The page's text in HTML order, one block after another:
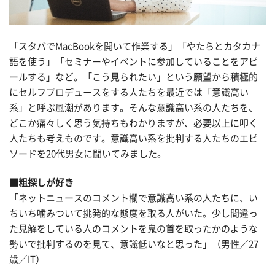
「スタバでMacBookを開いて作業する」「やたらとカタカナ
語を使う」「セミナーやイベントに参加していることをアピ
ールする」など。「こう見られたい」という願望から積極的
にセルフプロデュースをする人たちを最近では「意識高い
系」と呼ぶ風潮があります。そんな意識高い系の人たちを、
どこか痛々しく思う気持ちもわかりますが、必要以上に叩く
人たちも考えものです。意識高い系を批判する人たちのエピ
ソードを20代男女に聞いてみました。
■粗探しが好き
「ネットニュースのコメント欄で意識高い系の人たちに、い
ちいち噛みついて挑発的な態度を取る人がいた。少し間違っ
た見解をしている人のコメントを鬼の首を取ったかのような
勢いで批判するのを見て、意識低いなと思った」（男性／27
歳／IT）